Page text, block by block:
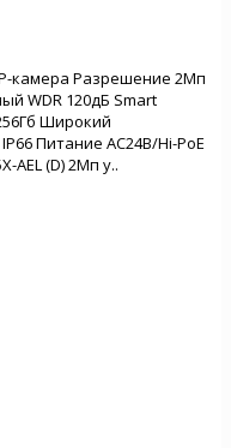
камера Разрешение 2Мп
WDR 120дБ Smart
Широкий
Питание AC24В/Hi-PoE
AEL (D) 2Мп у..